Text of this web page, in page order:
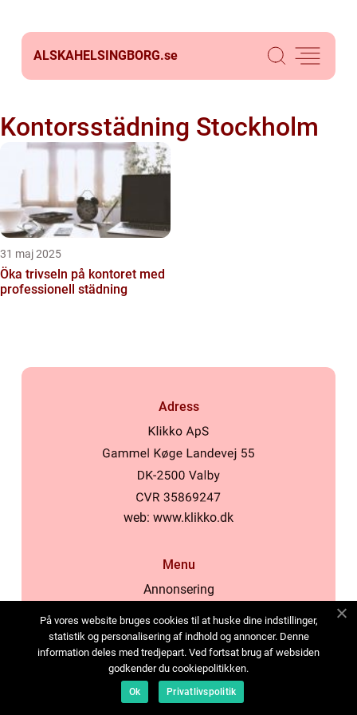
ALSKAHELSINGBORG.se
Kontorsstädning Stockholm
31 maj 2025
Öka trivseln på kontoret med
professionell städning
Adress
web: www.klikko.dk
Menu
Annonsering
Cookies
Kontakta oss
Sitemap
På vores website bruges cookies til at huske dine indstillinger,
statistik og personalisering af indhold og annoncer. Denne
information deles med tredjepart. Ved fortsat brug af websiden
godkender du cookiepolitikken.
Ok Privatlivspolitik